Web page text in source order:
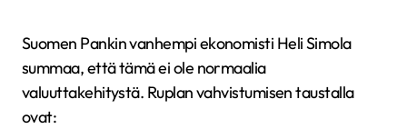
Suomen Pankin vanhempi ekonomisti Heli Simola
summaa, että tämä ei ole normaalia
valuuttakehitystä. Ruplan vahvistumisen taustalla
ovat: